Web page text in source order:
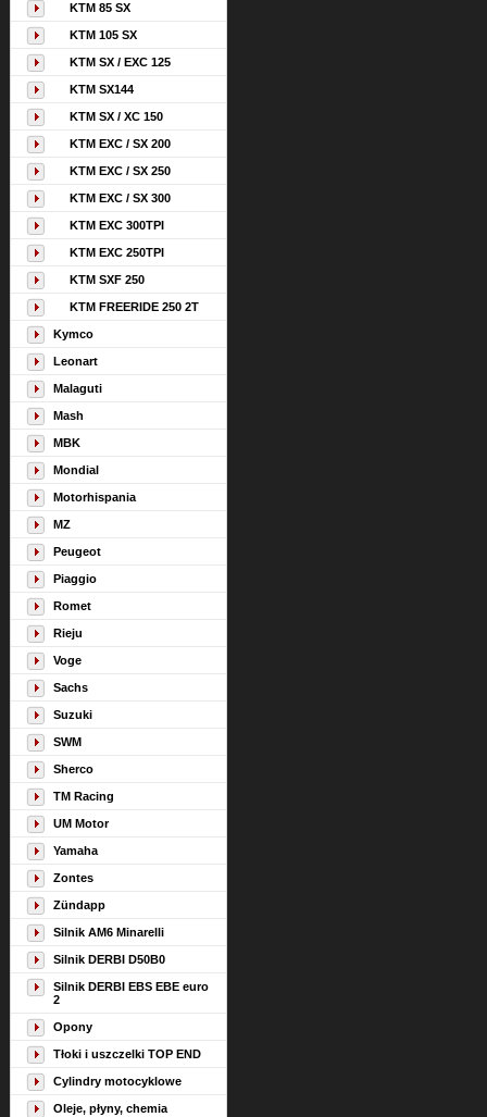
KTM 85 SX
KTM 105 SX
KTM SX / EXC 125
KTM SX144
KTM SX / XC 150
KTM EXC / SX 200
KTM EXC / SX 250
KTM EXC / SX 300
KTM EXC 300TPI
KTM EXC 250TPI
KTM SXF 250
KTM FREERIDE 250 2T
Kymco
Leonart
Malaguti
Mash
MBK
Mondial
Motorhispania
MZ
Peugeot
Piaggio
Romet
Rieju
Voge
Sachs
Suzuki
SWM
Sherco
TM Racing
UM Motor
Yamaha
Zontes
Zündapp
Silnik AM6 Minarelli
Silnik DERBI D50B0
Silnik DERBI EBS EBE euro
2
Opony
Tłoki i uszczelki TOP END
Cylindry motocyklowe
Oleje, płyny, chemia